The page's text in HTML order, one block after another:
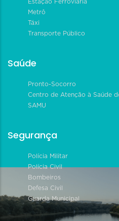
Estação Ferroviária
Metrô
Táxi
Transporte Público
Saúde
Pronto-Socorro
Centro de Atenção à Saúde
SAMU
Segurança
Polícia Militar
Polícia Civil
Bombeiros
Defesa Civil
Guarda Municipal